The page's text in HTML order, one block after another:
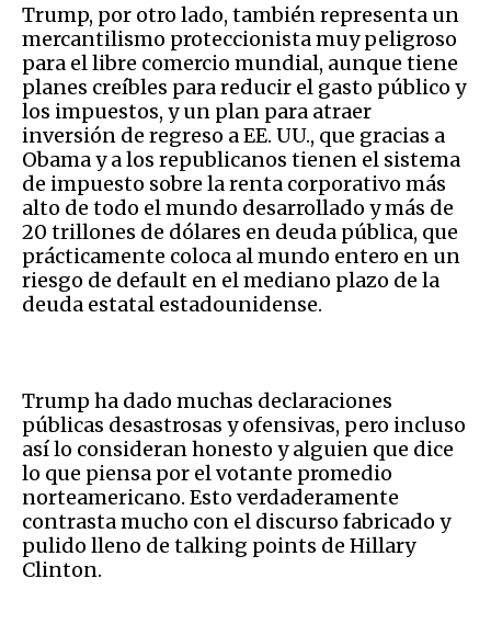
Trump, por otro lado, también representa un
mercantilismo proteccionista muy peligroso
para el libre comercio mundial, aunque tiene
planes creíbles para reducir el gasto público y
los impuestos, y un plan para atraer
inversión de regreso a EE. UU., que gracias a
Obama y a los republicanos tienen el sistema
de impuesto sobre la renta corporativo más
alto de todo el mundo desarrollado y más de
20 trillones de dólares en deuda pública, que
prácticamente coloca al mundo entero en un
riesgo de default en el mediano plazo de la
deuda estatal estadounidense.
Trump ha dado muchas declaraciones
públicas desastrosas y ofensivas, pero incluso
así lo consideran honesto y alguien que dice
lo que piensa por el votante promedio
norteamericano. Esto verdaderamente
contrasta mucho con el discurso fabricado y
pulido lleno de talking points de Hillary
Clinton.